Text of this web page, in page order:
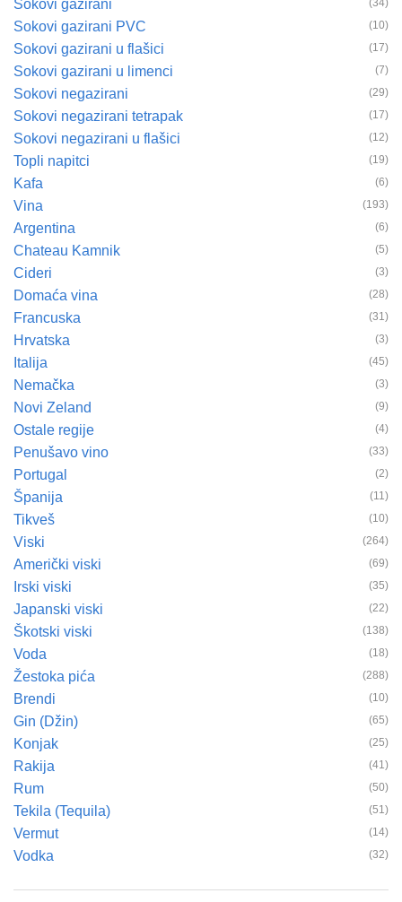
Sokovi gazirani
Sokovi gazirani PVC (10)
Sokovi gazirani u flašici (17)
Sokovi gazirani u limenci (7)
Sokovi negazirani (29)
Sokovi negazirani tetrapak (17)
Sokovi negazirani u flašici (12)
Topli napitci (19)
Kafa (6)
Vina (193)
Argentina (6)
Chateau Kamnik (5)
Cideri (3)
Domaća vina (28)
Francuska (31)
Hrvatska (3)
Italija (45)
Nemačka (3)
Novi Zeland (9)
Ostale regije (4)
Penušavo vino (33)
Portugal (2)
Španija (11)
Tikveš (10)
Viski (264)
Američki viski (69)
Irski viski (35)
Japanski viski (22)
Škotski viski (138)
Voda (18)
Žestoka pića (288)
Brendi (10)
Gin (Džin) (65)
Konjak (25)
Rakija (41)
Rum (50)
Tekila (Tequila) (51)
Vermut (14)
Vodka (32)